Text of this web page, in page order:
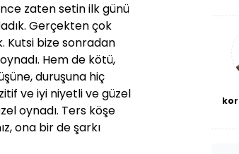
zaten setin ilk günü
Gerçekten çok
Kutsi bize sonradan
Hem de kötü,
duruşuna hiç
ve iyi niyetli ve güzel
oynadı. Ters köşe
ona bir de şarkı